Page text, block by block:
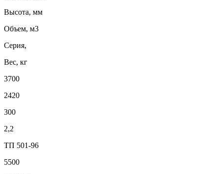
Высота, мм
Объем, м3
Серия,
Вес, кг
3700
2420
300
2,2
ТП 501-96
5500